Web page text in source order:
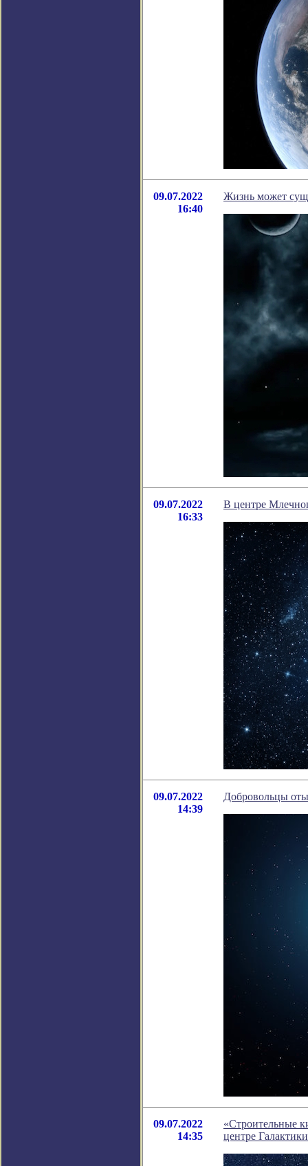
09.07.2022
16:40
Жизнь может
09.07.2022
16:33
В центре
09.07.2022
14:39
Добровольцы
09.07.2022
14:35
«Строительные
центре Галактики